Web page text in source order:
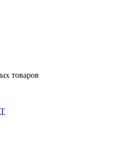
товаров